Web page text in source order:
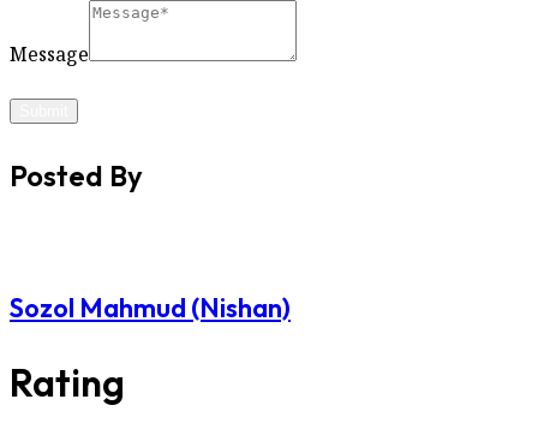
Message
Posted By
Sozol Mahmud (Nishan)
Rating